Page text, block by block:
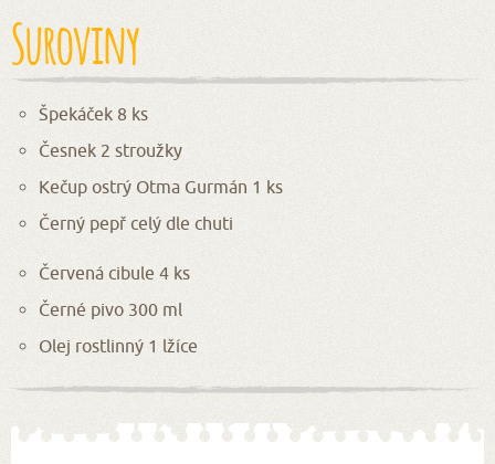
Suroviny
Špekáček 8 ks
Česnek 2 stroužky
Kečup ostrý Otma Gurmán 1 ks
Černý pepř celý dle chuti
Červená cibule 4 ks
Černé pivo 300 ml
Olej rostlinný 1 lžíce